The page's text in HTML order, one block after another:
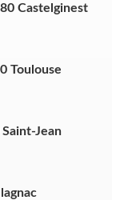
Castelginest
Toulouse
Jean